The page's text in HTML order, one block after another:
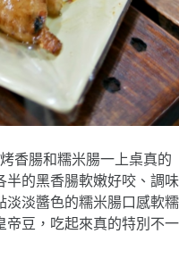
香腸和糯米腸一上桌真的
半的黑香腸軟嫩好咬、調味
淡淡醬色的糯米腸口感軟糯
帝豆，吃起來真的特別不一